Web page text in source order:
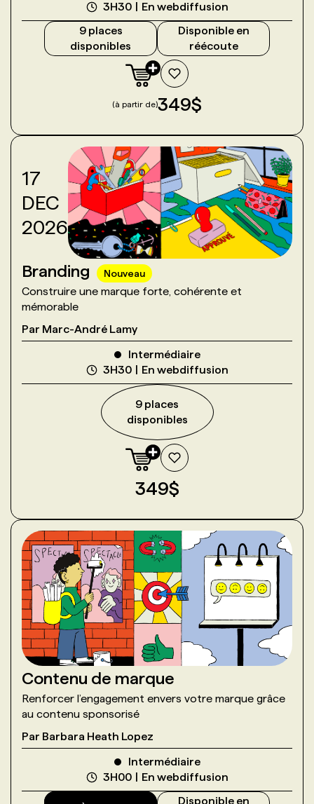
3H30
En webdiffusion
9places
disponibles
Disponible en
réécoute
(à partir de)349$
17
DEC
2026
Branding Nouveau
Construire une marque forte, cohérente et
mémorable
Par Marc-André Lamy
Intermédiaire
3H30
En webdiffusion
9 places
disponibles
349$
Contenu de marque
Renforcer l’engagement envers votre marque grâce
au contenu sponsorisé
Par Barbara Heath Lopez
Intermédiaire
3H00
En webdiffusion
Disponible en